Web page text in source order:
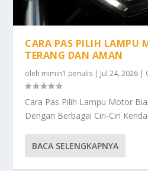
CARA PAS PILIH LAMPU
TERANG DAN AMAN
oleh mimin1 penulis | Jul 24, 2026 |
Cara Pas Pilih Lampu Motor
Dengan Berbagai Ciri-Ciri
BACA SELENGKAPNYA